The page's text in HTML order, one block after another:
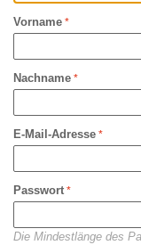
Vorname
Nachname
E-Mail-Adresse
Passwort
Die Mindestlänge des